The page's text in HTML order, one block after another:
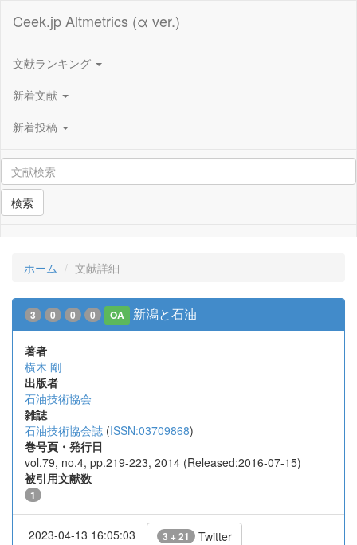
Ceek.jp Altmetrics (α ver.)
文献ランキング
新着文献
新着投稿
検索
ホーム 文献詳細
3 0 0 0 OA 新潟と石油
著者
横木 剛
出版者
石油技術協会
雑誌
石油技術協会誌 (ISSN:03709868)
巻号頁・発行日
vol.79, no.4, pp.219-223, 2014 (Released:2016-07-15)
被引用文献数
1
2023-04-13 16:05:03 3 + 21 Twitter